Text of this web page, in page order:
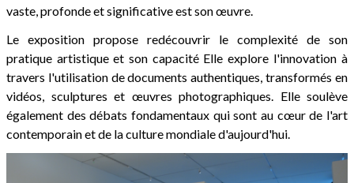
vaste, profonde et significative est son œuvre.
Le exposition propose redécouvrir le complexité de son
pratique artistique et son capacité Elle explore l'innovation à
travers l'utilisation de documents authentiques, transformés en
vidéos, sculptures et œuvres photographiques. Elle soulève
également des débats fondamentaux qui sont au cœur de l'art
contemporain et de la culture mondiale d'aujourd'hui.